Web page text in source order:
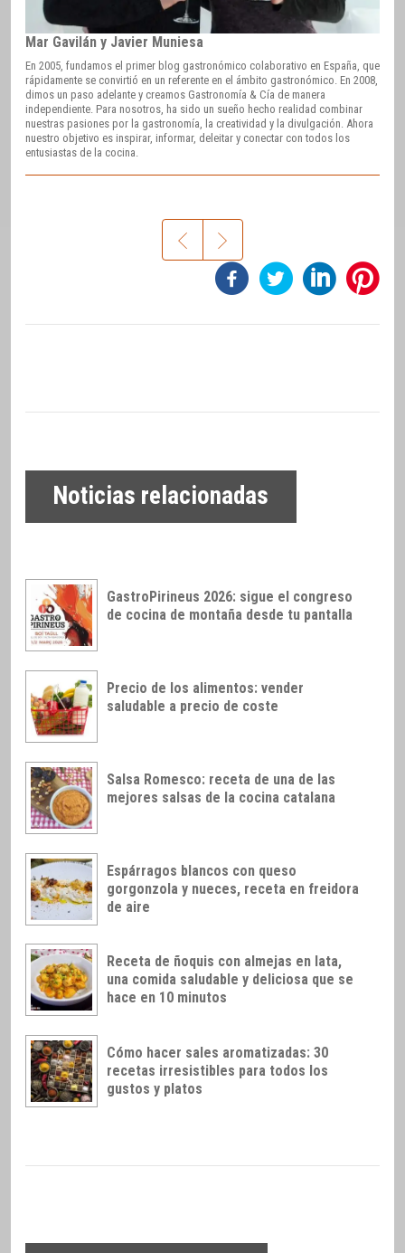
Mar Gavilán y Javier Muniesa
En 2005, fundamos el primer blog gastronómico colaborativo en España, que
rápidamente se convirtió en un referente en el ámbito gastronómico. En 2008,
dimos un paso adelante y creamos Gastronomía & Cía de manera
independiente. Para nosotros, ha sido un sueño hecho realidad combinar
nuestras pasiones por la gastronomía, la creatividad y la divulgación. Ahora
nuestro objetivo es inspirar, informar, deleitar y conectar con todos los
entusiastas de la cocina.
Noticias relacionadas
GastroPirineus 2026: sigue el congreso
de cocina de montaña desde tu pantalla
Precio de los alimentos: vender
saludable a precio de coste
Salsa Romesco: receta de una de las
mejores salsas de la cocina catalana
Espárragos blancos con queso
gorgonzola y nueces, receta en freidora
de aire
Receta de ñoquis con almejas en lata,
una comida saludable y deliciosa que se
hace en 10 minutos
Cómo hacer sales aromatizadas: 30
recetas irresistibles para todos los
gustos y platos